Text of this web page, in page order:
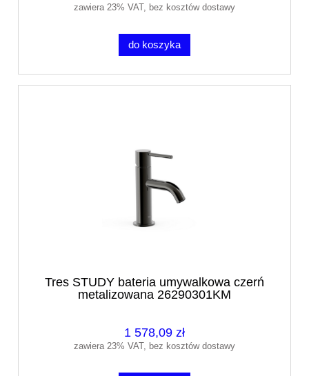
zawiera 23% VAT, bez kosztów dostawy
do koszyka
Tres STUDY bateria umywalkowa czerń
metalizowana 26290301KM
1 578,09 zł
zawiera 23% VAT, bez kosztów dostawy